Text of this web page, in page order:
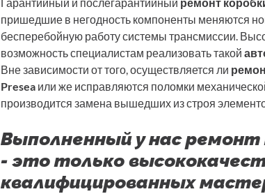
Гарантийный и послегарантийный ремонт
пришедшие в негодность компоненты меняются
бесперебойную работу системы трансмиссии.
возможность специалистам реализовать такой
Вне зависимости от того, осуществляется ли
Presea или же исправляются поломки
производится замена вышедших из строя
Выполненный у нас ремонт
- это только
квалифицированных